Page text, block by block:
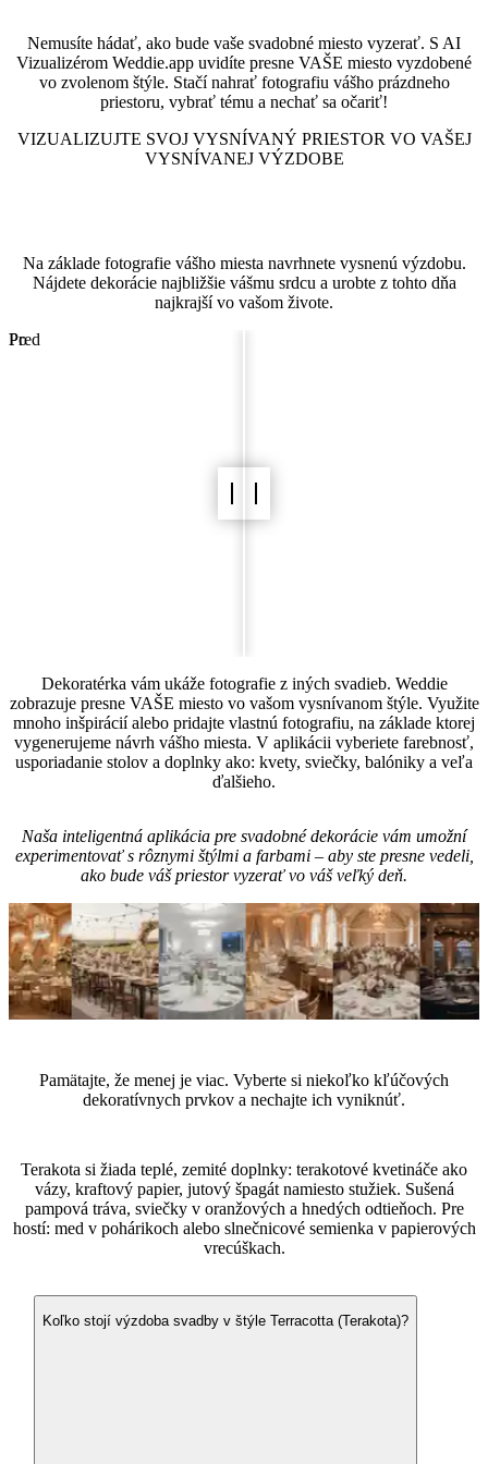
Nemusíte hádať, ako bude vaše svadobné miesto vyzerať. S AI
Vizualizérom Weddie.app uvidíte presne VAŠE miesto vyzdobené
vo zvolenom štýle. Stačí nahrať fotografiu vášho prázdneho
priestoru, vybrať tému a nechať sa očariť!
VIZUALIZUJTE SVOJ VYSNÍVANÝ PRIESTOR VO VAŠEJ
VYSNÍVANEJ VÝZDOBE
Na základe fotografie vášho miesta navrhnete vysnenú výzdobu.
Nájdete dekorácie najbližšie vášmu srdcu a urobte z tohto dňa
najkrajší vo vašom živote.
Pred
Po
Dekoratérka vám ukáže fotografie z iných svadieb. Weddie
zobrazuje presne VAŠE miesto vo vašom vysnívanom štýle. Využite
mnoho inšpirácií alebo pridajte vlastnú fotografiu, na základe ktorej
vygenerujeme návrh vášho miesta. V aplikácii vyberiete farebnosť,
usporiadanie stolov a doplnky ako: kvety, sviečky, balóniky a veľa
ďalšieho.
Naša inteligentná aplikácia pre svadobné dekorácie vám umožní
experimentovať s rôznymi štýlmi a farbami – aby ste presne vedeli,
ako bude váš priestor vyzerať vo váš veľký deň.
Pamätajte, že menej je viac. Vyberte si niekoľko kľúčových
dekoratívnych prvkov a nechajte ich vyniknúť.
Terakota si žiada teplé, zemité doplnky: terakotové kvetináče ako
vázy, kraftový papier, jutový špagát namiesto stužiek. Sušená
pampová tráva, sviečky v oranžových a hnedých odtieňoch. Pre
hostí: med v pohárikoch alebo slnečnicové semienka v papierových
vrecúškach.
Koľko stojí výzdoba svadby v štýle Terracotta (Terakota)?